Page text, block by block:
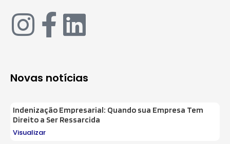
Novas notícias
Indenização Empresarial: Quando sua Empresa Tem
Direito a Ser Ressarcida
Visualizar